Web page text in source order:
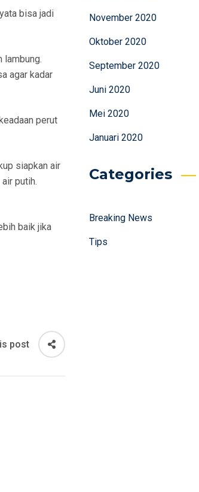
bisa jadi
lambung.
agar kadar
perut
siapkan air
putih.
baik jika
post
November 2020
Oktober 2020
September 2020
Juni 2020
Mei 2020
Januari 2020
Categories
Breaking News
Tips